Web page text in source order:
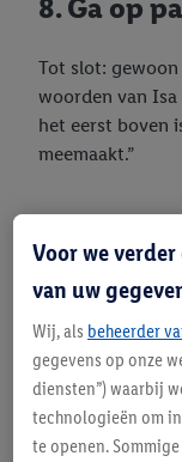
8. Ga op
Tot slot: gewoon
woorden van
het eerst boven
meemaakt.”
Voor we
van uw
Wij, als beheerder
gegevens op onze
diensten”) waarbij
technologieën om
te openen.